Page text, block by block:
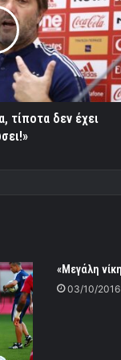
τίποτα δεν έχει
«Μεγάλη
03/10/2016